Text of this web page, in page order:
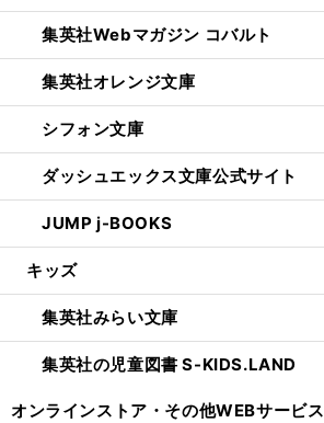
集英社Webマガジン コバルト
集英社オレンジ文庫
シフォン文庫
ダッシュエックス文庫公式サイト
JUMP j-BOOKS
キッズ
集英社みらい文庫
集英社の児童図書 S-KIDS.LAND
オンラインストア・ その他WEBサービス